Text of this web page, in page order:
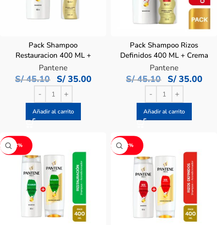
Pack Shampoo
Restauracion 400 ML +
Crema para Peinar 300 ML
Pantene
S/45.10 S/35.00
Añadir al carrito
Pack Shampoo Rizos
Definidos 400 ML + Crema
para Peinar 300 ML
Pantene
S/45.10 S/35.00
Añadir al carrito
-22% -22%